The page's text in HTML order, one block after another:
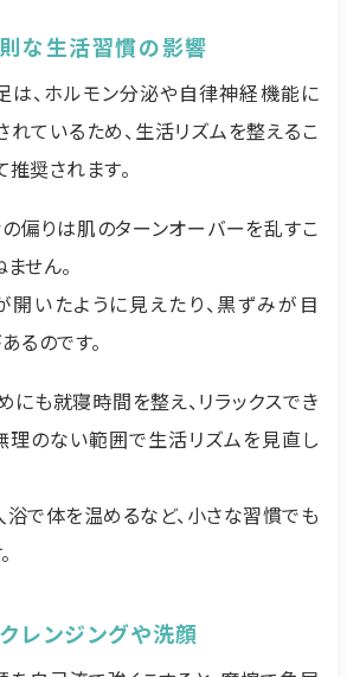
な生活習慣の影響
は、ホルモン分泌や自律神経機能に
れているため、生活リズムを整えるこ
奨されます。
偏りは肌のターンオーバーを乱すこ
せん。
開いたように見えたり、黒ずみが目
るのです。
にも就寝時間を整え、リラックスでき
理のない範囲で生活リズムを見直し
で体を温めるなど、小さな習慣でも
レンジングや洗顔